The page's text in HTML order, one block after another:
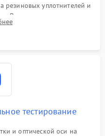
резиновых уплотнителей и
Вакуумирование корпуса
азотом или аргоном для
тестирование
и оптической оси на